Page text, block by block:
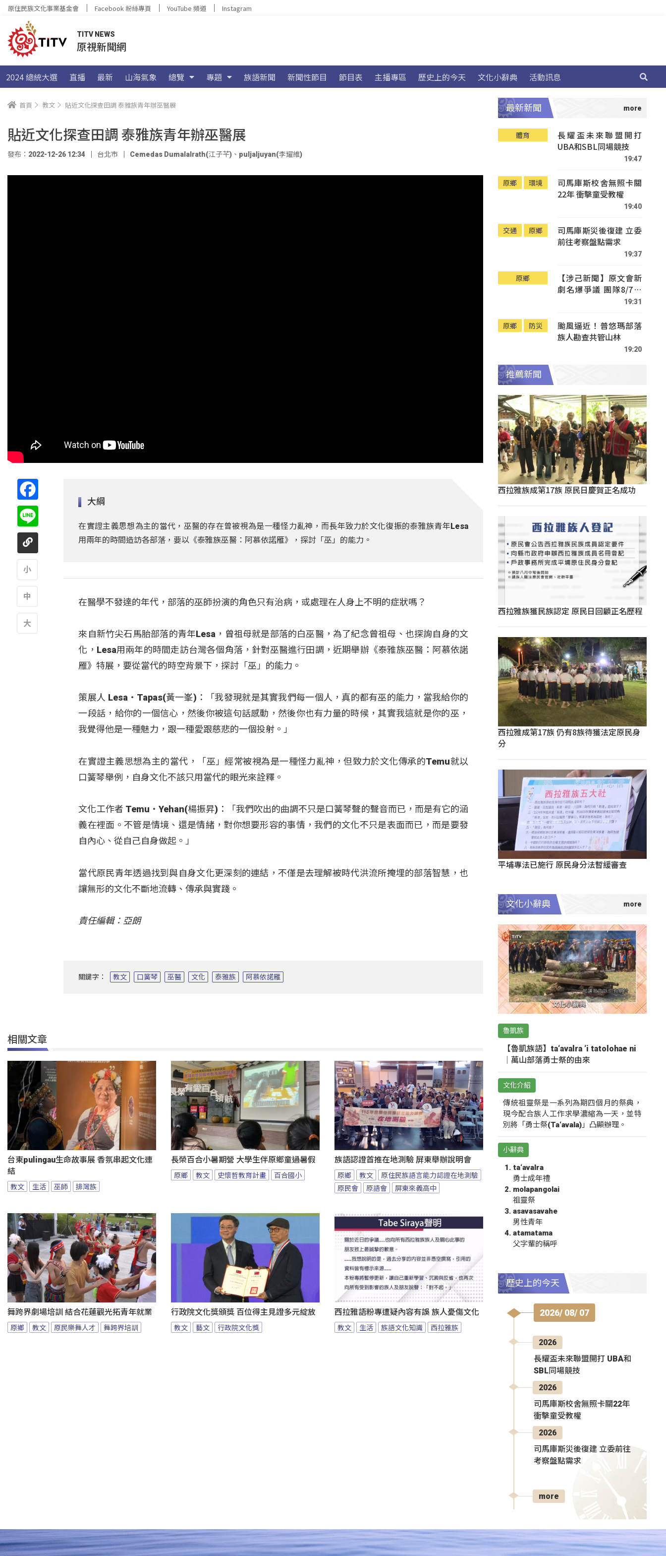
原住民族文化事業基金會 Facebook 粉絲專頁 YouTube 頻道 Instagram
TITV NEWS
原視新聞網
2024 總統大選 直播 最新 山海氣象 總覽 專題 族語新聞 新聞性節目 節目表 主播專區 歷史上的今天 文化小辭典 活動訊息
首頁 教文 貼近文化探查田調 泰雅族青年辦巫醫展
貼近文化探查田調 泰雅族青年辦巫醫展
發布：2022-12-26 12:34 台北市 Cemedas Dumalalrath(江子芊) 、 puljaljuyan(李耀維)
大綱
在實證主義思想為主的當代，巫醫的存在曾被視為是一種怪力亂神，而長年致力於文化復振的泰雅族青年Lesa
用兩年的時間造訪各部落，要以《泰雅族巫醫：阿慕依諾雁》，探討「巫」的能力。
在醫學不發達的年代，部落的巫師扮演的角色只有治病，或處理在人身上不明的症狀嗎？
來自新竹尖石馬胎部落的青年Lesa，曾祖母就是部落的白巫醫，為了紀念曾祖母、也探詢自身的文
化，Lesa用兩年的時間走訪台灣各個角落，針對巫醫進行田調，近期舉辦《泰雅族巫醫：阿慕依諾
雁》特展，要從當代的時空背景下，探討「巫」的能力。
策展人 Lesa‧Tapas(黃一峯)：「我發現就是其實我們每一個人，真的都有巫的能力，當我給你的
一段話，給你的一個信心，然後你被這句話感動，然後你也有力量的時候，其實我這就是你的巫，
我覺得他是一種魅力，跟一種愛跟慈悲的一個投射。」
在實證主義思想為主的當代，「巫」經常被視為是一種怪力亂神，但致力於文化傳承的Temu就以
口簧琴舉例，自身文化不該只用當代的眼光來詮釋。
文化工作者 Temu‧Yehan(楊振昇)：「我們吹出的曲調不只是口簧琴聲的聲音而已，而是有它的涵
義在裡面。不管是情境、還是情緒，對你想要形容的事情，我們的文化不只是表面而已，而是要發
自內心、從自己自身做起。」
當代原民青年透過找到與自身文化更深刻的連結，不僅是去理解被時代洪流所掩埋的部落智慧，也
讓無形的文化不斷地流轉、傳承與實踐。
責任編輯：亞朗
關鍵字： 教文 口簧琴 巫醫 文化 泰雅族 阿慕依諾雁
相關文章
台東pulingau生命故事展 香氛串起文化連
結
教文 生活 巫師 排灣族
長榮百合小暑期營 大學生伴原鄉童過暑假
原鄉 教文 史懷哲教育計畫 百合國小
族語認證首推在地測驗 屏東舉辦說明會
原鄉 教文
原住民族語言能力認證在地測驗
原民會
原語會 屏東來義高中
舞跨界劇場培訓 結合花蓮觀光拓青年就業
原鄉 教文 原民樂舞人才 舞跨界培訓
行政院文化獎頒獎 百位得主見證多元綻放
教文 藝文 行政院文化獎
西拉雅語粉專遭疑內容有誤 族人憂傷文化
教文 生活 族語文化知識 西拉雅族
最新新聞
體育
長耀盃未來聯盟開打
UBA和SBL同場競技
19:47
原鄉 環境
司馬庫斯校舍無照卡關
22年 衝擊童受教權
19:40
交通 原鄉
司馬庫斯災後復建 立委
前往考察盤點需求
19:37
原鄉
【涉己新聞】原文會新
劇名爆爭議 團隊8/7赴
19:31
原鄉 防災
颱風逼近！普悠瑪部落
族人勘查共管山林
19:20
推薦新聞
西拉雅族成第17族 原民日慶賀正名成功
西拉雅族獲民族認定 原民日回顧正名歷程
西拉雅成第17族 仍有8族待獲法定原民身
分
平埔專法已施行 原民身分法暫緩審查
文化小辭典
魯凱族
【魯凱族語】ta‘avalra ‘i tatolohae ni
｜萬山部落勇士祭的由來
文化介紹
傳統祖靈祭是一系列為期四個月的祭典，
現今配合族人工作求學濃縮為一天，並特
別將「勇士祭(Ta‘avala)」凸顯辦理。
小辭典
ta‘avalra
勇士成年禮
molapangolai
祖靈祭
asavasavahe
男性青年
atamatama
父字輩的稱呼
歷史上的今天
2026/ 08/ 07
2026
長耀盃未來聯盟開打 UBA和
SBL同場競技
2026
司馬庫斯校舍無照卡關22年
衝擊童受教權
2026
司馬庫斯災後復建 立委前往
考察盤點需求
more